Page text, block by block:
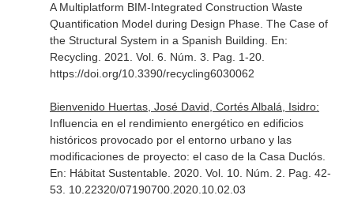
A Multiplatform BIM-Integrated Construction Waste
Quantification Model during Design Phase. The Case of
the Structural System in a Spanish Building. En:
Recycling . 2021. Vol. 6. Núm. 3. Pag. 1-20.
https://doi.org/10.3390/recycling6030062
Bienvenido Huertas, José David, Cortés Albalá, Isidro:
Influencia en el rendimiento energético en edificios
históricos provocado por el entorno urbano y las
modificaciones de proyecto: el caso de la Casa Duclós.
En: Hábitat Sustentable. 2020. Vol. 10. Núm. 2. Pag. 42-
53. 10.22320/07190700.2020.10.02.03